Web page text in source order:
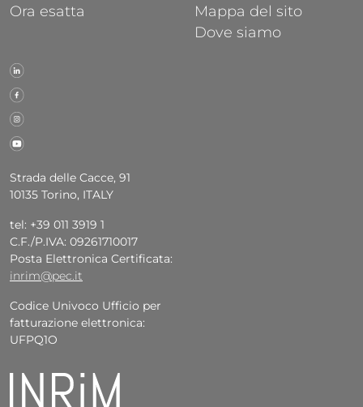
Strada delle Cacce, 91
10135 Torino, ITALY
tel: +39 011 3919 1
C.F./P.IVA: 09261710017
Posta Elettronica Certificata:
inrim@pec.it
Codice Univoco Ufficio per
fatturazione elettronica:
UFPQ1O
Ora esatta
Mappa del sito
Dove siamo